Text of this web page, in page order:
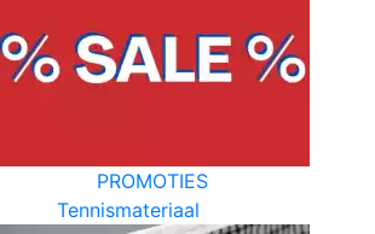
PROMOTIES
Tennismateriaal